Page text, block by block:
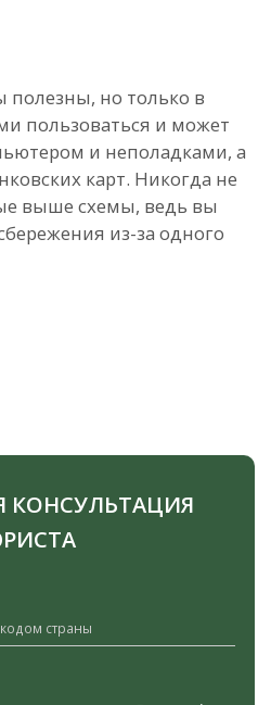
но только в
пользоваться и может
и неполадками, а
карт. Никогда не
выше схемы, ведь вы
из-за одного
КОНСУЛЬТАЦИЯ